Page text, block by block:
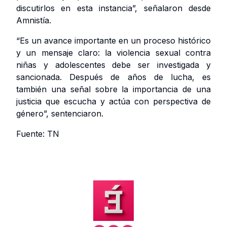
discutirlos en esta instancia”, señalaron desde
Amnistía.
“Es un avance importante en un proceso histórico
y un mensaje claro: la violencia sexual contra
niñas y adolescentes debe ser investigada y
sancionada. Después de años de lucha, es
también una señal sobre la importancia de una
justicia que escucha y actúa con perspectiva de
género”, sentenciaron.
Fuente: TN